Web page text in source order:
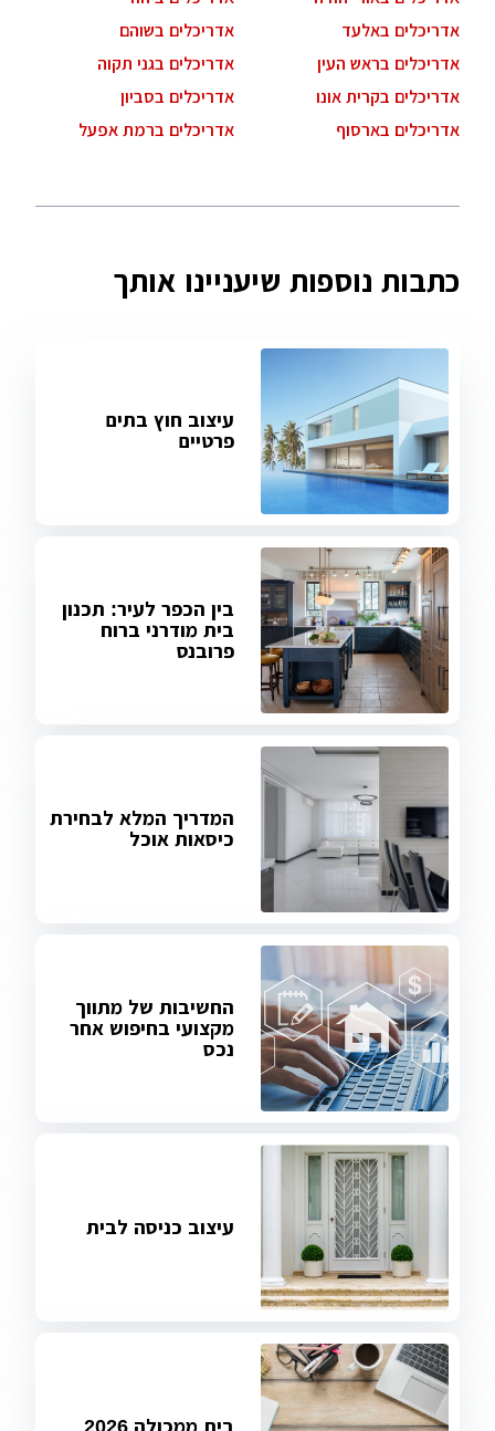
אדריכלים באלעד
אדריכלים בשוהם
אדריכלים בראש העין
אדריכלים בגני תקוה
אדריכלים בקרית אונו
אדריכלים בסביון
אדריכלים בארסוף
אדריכלים ברמת אפעל
כתבות נוספות שיעניינו אותך
עיצוב חוץ בתים
פרטיים
בין הכפר לעיר: תכנון
בית מודרני ברוח
פרובנס
המדריך המלא לבחירת
כיסאות אוכל
החשיבות של מתווך
מקצועי בחיפוש אחר
נכס
עיצוב כניסה לבית
בית ממכולה 2026